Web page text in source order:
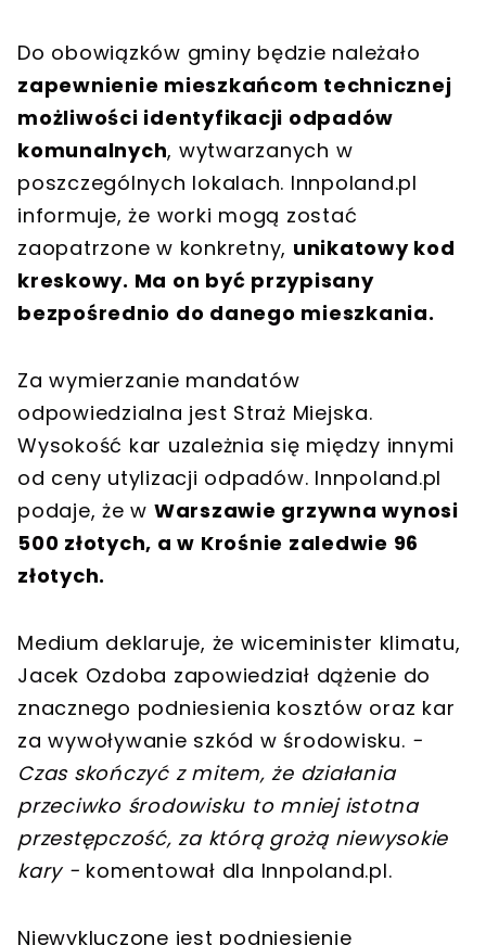
Do obowiązków gminy będzie należało
zapewnienie mieszkańcom technicznej
możliwości identyfikacji odpadów
komunalnych, wytwarzanych w
poszczególnych lokalach. Innpoland.pl
informuje, że worki mogą zostać
zaopatrzone w konkretny, unikatowy kod
kreskowy. Ma on być przypisany
bezpośrednio do danego mieszkania.
Za wymierzanie mandatów
odpowiedzialna jest Straż Miejska.
Wysokość kar uzależnia się między innymi
od ceny utylizacji odpadów. Innpoland.pl
podaje, że w Warszawie grzywna wynosi
500 złotych, a w Krośnie zaledwie 96
złotych.
Medium deklaruje, że wiceminister klimatu,
Jacek Ozdoba zapowiedział dążenie do
znacznego podniesienia kosztów oraz kar
za wywoływanie szkód w środowisku. -
Czas skończyć z mitem, że działania
przeciwko środowisku to mniej istotna
przestępczość, za którą grożą niewysokie
kary - komentował dla Innpoland.pl.
Niewykluczone jest podniesienie